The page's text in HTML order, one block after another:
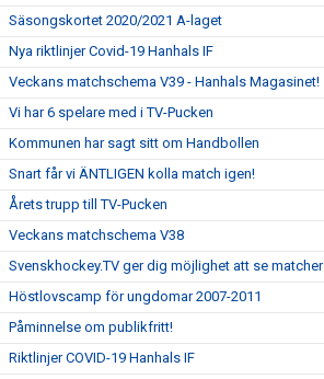
Säsongskortet 2020/2021 A-laget
Nya riktlinjer Covid-19 Hanhals IF
Veckans matchschema V39 - Hanhals Magasinet!
Vi har 6 spelare med i TV-Pucken
Kommunen har sagt sitt om Handbollen
Snart får vi ÄNTLIGEN kolla match igen!
Årets trupp till TV-Pucken
Veckans matchschema V38
Svenskhockey.TV ger dig möjlighet att se
Höstlovscamp för ungdomar 2007-2011
Påminnelse om publikfritt!
Riktlinjer COVID-19 Hanhals IF